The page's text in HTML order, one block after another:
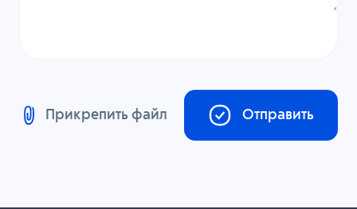
Прикрепить файл Отправить